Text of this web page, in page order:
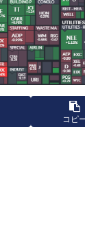
コピ